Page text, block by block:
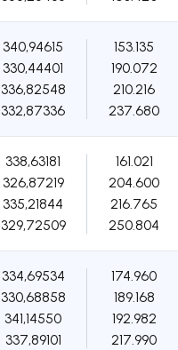
340,94615
330,44401
336,82548
332,87336
153.135
190.072
210.216
237.680
338,63181
326,87219
335,21844
329,72509
161.021
204.600
216.765
250.804
334,69534
330,68858
341,14550
337,89101
174.960
189.168
192.982
217.990